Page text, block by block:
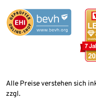
Alle Preise verstehen sich
zzgl.